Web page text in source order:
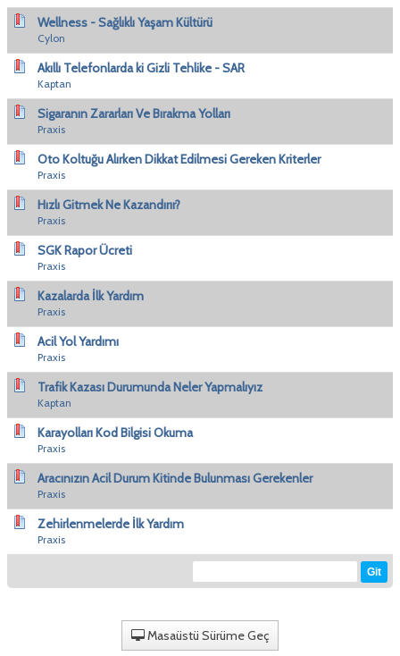
Wellness - Sağlıklı Yaşam Kültürü
Cylon
Akıllı Telefonlarda ki Gizli Tehlike - SAR
Kaptan
Sigaranın Zararları Ve Bırakma Yolları
Praxis
Oto Koltuğu Alırken Dikkat Edilmesi Gereken Kriterler
Praxis
Hızlı Gitmek Ne Kazandırır?
Praxis
SGK Rapor Ücreti
Praxis
Kazalarda İlk Yardım
Praxis
Acil Yol Yardımı
Praxis
Trafik Kazası Durumunda Neler Yapmalıyız
Kaptan
Karayolları Kod Bilgisi Okuma
Praxis
Aracınızın Acil Durum Kitinde Bulunması Gerekenler
Praxis
Zehirlenmelerde İlk Yardım
Praxis
Masaüstü Sürüme Geç